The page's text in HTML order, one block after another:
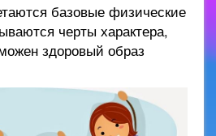
базовые физические
черты характера,
здоровый образ